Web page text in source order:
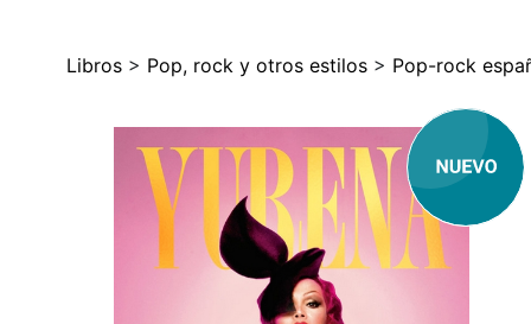
Libros > Pop, rock y otros estilos > Pop-rock